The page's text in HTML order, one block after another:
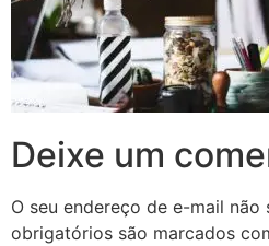
Deixe um
O seu endereço de e-mail não
obrigatórios são marcados